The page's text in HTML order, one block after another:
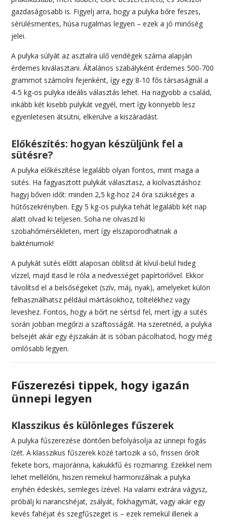
gazdaságosabb is. Figyelj arra, hogy a pulyka bőre feszes,
sérülésmentes, húsa rugalmas legyen – ezek a jó minőség
jelei.
A pulyka súlyát az asztalra ülő vendégek száma alapján
érdemes kiválasztani. Általános szabályként érdemes 500-700
grammot számolni fejenként, így egy 8-10 fős társaságnál a
4-5 kg-os pulyka ideális választás lehet. Ha nagyobb a család,
inkább két kisebb pulykát vegyél, mert így könnyebb lesz
egyenletesen átsütni, elkerülve a kiszáradást.
Előkészítés: hogyan készüljünk fel a
sütésre?
A pulyka előkészítése legalább olyan fontos, mint maga a
sütés. Ha fagyasztott pulykát választasz, a kiolvasztáshoz
hagyj bőven időt: minden 2,5 kg-hoz 24 óra szükséges a
hűtőszekrényben. Egy 5 kg-os pulyka tehát legalább két nap
alatt olvad ki teljesen. Soha ne olvaszd ki
szobahőmérsékleten, mert így elszaporodhatnak a
baktériumok!
A pulykát sütés előtt alaposan öblítsd át kívül-belül hideg
vízzel, majd itasd le róla a nedvességet papírtörlővel. Ekkor
távolítsd el a belsőségeket (szív, máj, nyak), amelyeket külön
felhasználhatsz például mártásokhoz, töltelékhez vagy
leveshez. Fontos, hogy a bőrt ne sértsd fel, mert így a sütés
során jobban megőrzi a szaftosságát. Ha szeretnéd, a pulyka
belsejét akár egy éjszakán át is sóban pácolhatod, hogy még
omlósabb legyen.
Fűszerezési tippek, hogy igazán
ünnepi legyen
Klasszikus és különleges fűszerek
A pulyka fűszerezése döntően befolyásolja az ünnepi fogás
ízét. A klasszikus fűszerek közé tartozik a só, frissen őrölt
fekete bors, majoránna, kakukkfű és rozmaring. Ezekkel nem
lehet mellélőni, hiszen remekül harmonizálnak a pulyka
enyhén édeskés, semleges ízével. Ha valami extrára vágysz,
próbálj ki narancshéjat, zsályát, fokhagymát, vagy akár egy
kevés fahéjat és szegfűszeget is – ezek remekül illenek a